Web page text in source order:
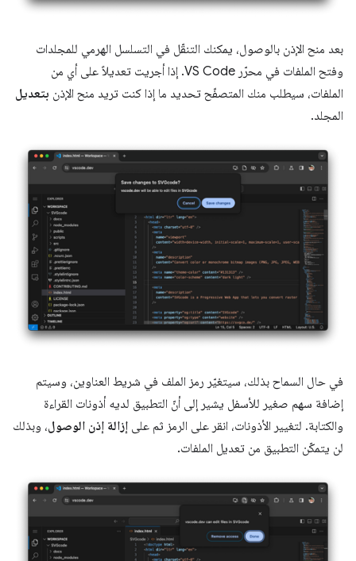
بعد منح الإذن بالوصول، يمكنك التنقّل في التسلسل الهرمي للمجلدات
وفتح الملفات في محرّر VS Code. إذا أجريت تعديلاً على أي من
الملفات، سيطلب منك المتصفّح تحديد ما إذا كنت تريد منح الإذن بتعديل
المجلد.
في حال السماح بذلك، سيتغيّر رمز الملف في شريط العناوين، وسيتم
إضافة سهم صغير للأسفل يشير إلى أنّ التطبيق لديه أذونات القراءة
والكتابة. لتغيير الأذونات، انقر على الرمز ثم على إزالة إذن الوصول، وبذلك
لن يتمكّن التطبيق من تعديل الملفات.